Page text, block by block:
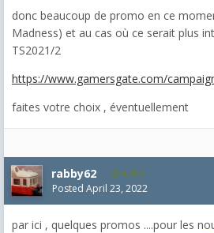
donc beaucoup de promo en ce
Madness) et au cas où ce serait plus
TS2021/2
https://www.gamersgate.com/
faites votre choix , éventuellement
rabby62 8,454
Posted April 23, 2022
par ici , quelques promos ....pour les